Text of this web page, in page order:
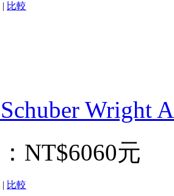
| 比較
Wright
NT$6060元
| 比較